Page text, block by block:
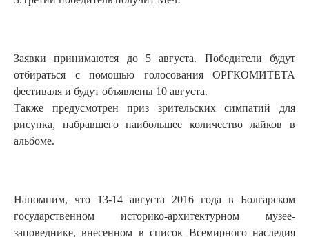
Заявки принимаются до 5 августа. Победители будут
отбираться с помощью голосования ОРГКОМИТЕТА
фестиваля и будут объявлены 10 августа.
Также предусмотрен приз зрительских симпатий для
рисунка, набравшего наибольшее количество лайков в
альбоме.
Напомним, что 13-14 августа 2016 года в Болгарском
государственном историко-архитектурном музее-
заповеднике, внесенном в список Всемирного наследия